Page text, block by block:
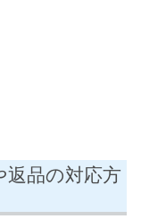
返品の対応方